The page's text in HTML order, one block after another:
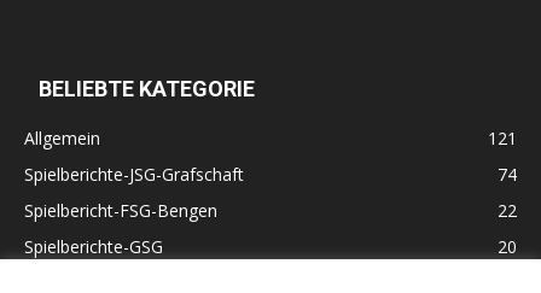
BELIEBTE KATEGORIE
Allgemein
121
Spielberichte-JSG-Grafschaft
74
Spielbericht-FSG-Bengen
22
Spielberichte-GSG
20